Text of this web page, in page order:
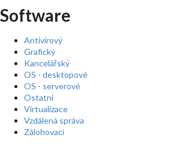
Software
Antivirový
Grafický
Kancelářský
OS - desktopové
OS - serverové
Ostatní
Virtualizace
Vzdálená správa
Zálohovací